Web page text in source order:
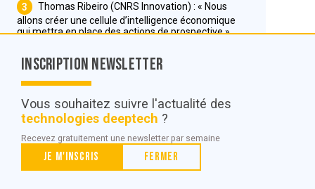
3
Thomas Ribeiro (CNRS Innovation) : « Nous
allons créer une cellule d’intelligence économique
qui mettra en place des actions de prospective »
© POC Media 2026
Tous droits réservés.
Qui sommes nous ?
Mentions légales
Inscription Newsletter
Vous souhaitez suivre l'actualité des
technologies deeptech ?
Recevez gratuitement une newsletter par semaine
Je m'inscris Fermer